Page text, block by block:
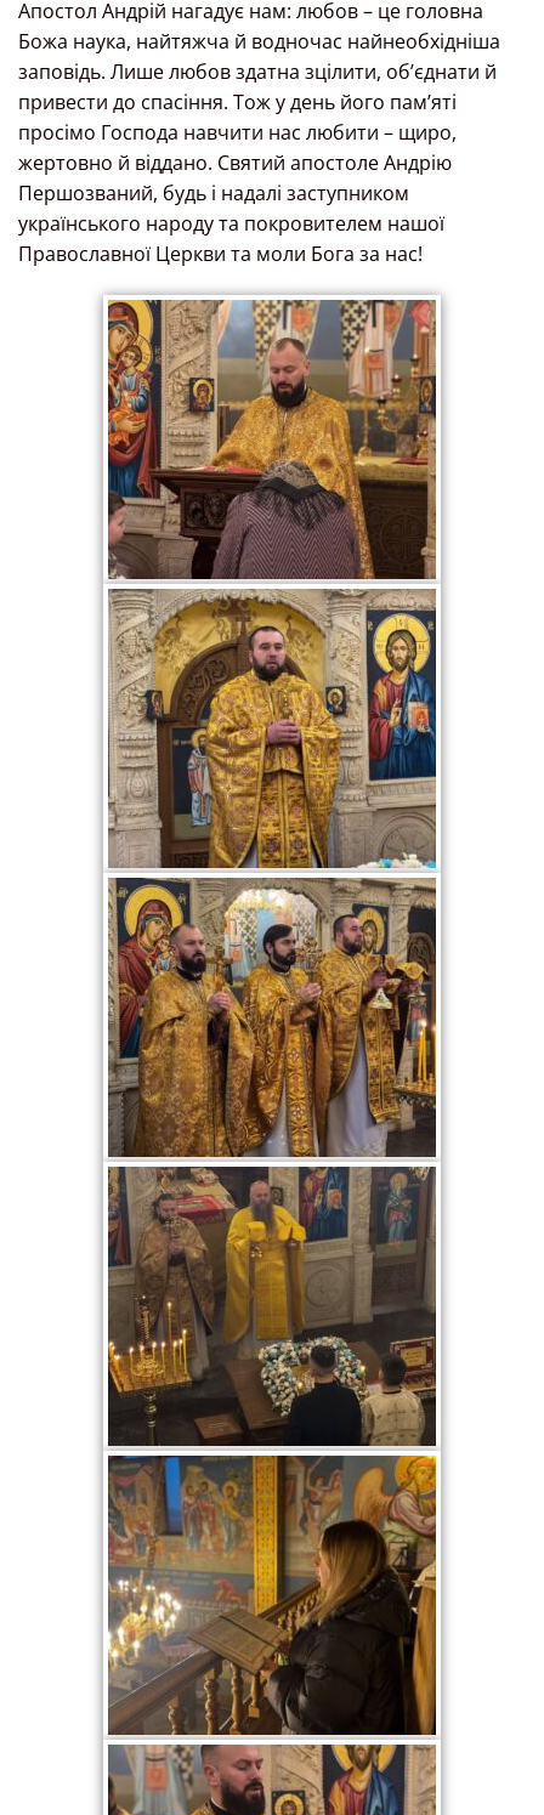
Апостол Андрій нагадує нам: любов – це головна
Божа наука, найтяжча й водночас найнеобхідніша
заповідь. Лише любов здатна зцілити, об’єднати й
привести до спасіння. Тож у день його пам’яті
просімо Господа навчити нас любити – щиро,
жертовно й віддано. Святий апостоле Андрію
Першозваний, будь і надалі заступником
українського народу та покровителем нашої
Православної Церкви та моли Бога за нас!